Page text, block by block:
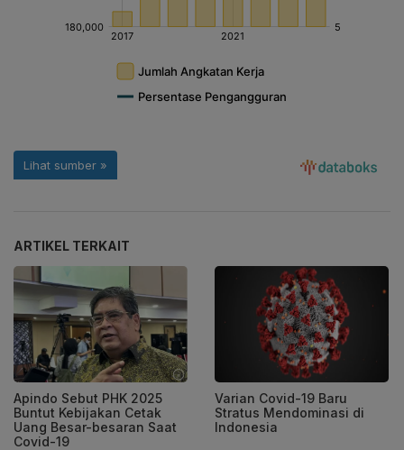
ARTIKEL TERKAIT
Apindo Sebut PHK 2025
Buntut Kebijakan Cetak
Uang Besar-besaran Saat
Covid-19
Varian Covid-19 Baru
Stratus Mendominasi di
Indonesia